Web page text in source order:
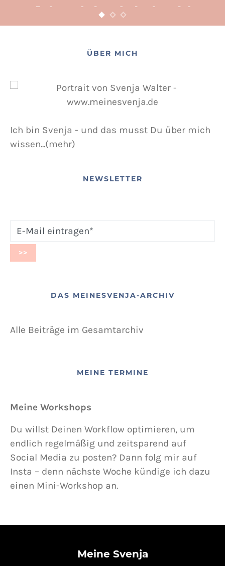
Adventsbasteln leicht
gemacht
POSTED ON
ÜBER MICH
Ich bin Svenja - und das musst Du über mich
wissen...(mehr)
NEWSLETTER
DAS MEINESVENJA-ARCHIV
Alle Beiträge im Gesamtarchiv
MEINE TERMINE
Meine Workshops
Du willst Deinen Workflow optimieren, um
endlich regelmäßig und zeitsparend auf
Social Media zu posten? Dann folg mir auf
Insta – denn nächste Woche kündige ich dazu
einen Mini-Workshop an.
Meine Svenja